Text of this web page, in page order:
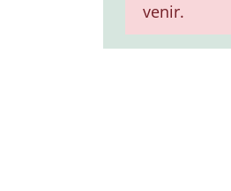
venir.